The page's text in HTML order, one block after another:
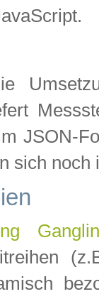
JSON-
sich noch